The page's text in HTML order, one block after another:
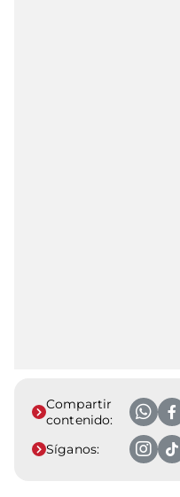
Compartir
contenido:
Síganos: